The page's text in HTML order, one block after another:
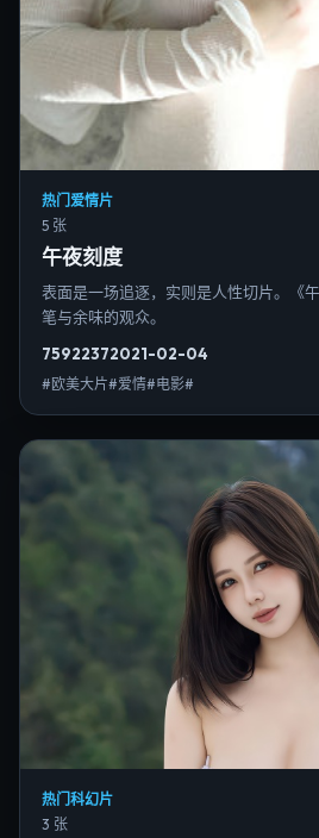
热门爱情片
5 张
午夜刻度
表面是一场追逐，实则是人性切片。《
笔与余味的观众。
75922372021-02-04
#欧美大片#爱情#电影#
热门科幻片
3 张